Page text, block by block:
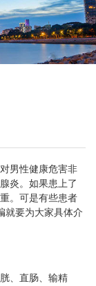
男性健康危害非
炎。如果患上了
。可是有些患者
就要为大家具体介
、直肠、输精